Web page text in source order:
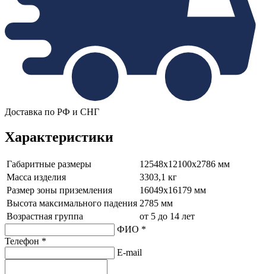
Доставка по РФ и СНГ
Характеристики
Габаритные размеры
12548х12100х2786 мм
Масса изделия
3303,1 кг
Размер зоны приземления
16049х16179 мм
Высота максимального падения 2785 мм
Возрастная группа
от 5 до 14 лет
ФИО *
Телефон *
E-mail